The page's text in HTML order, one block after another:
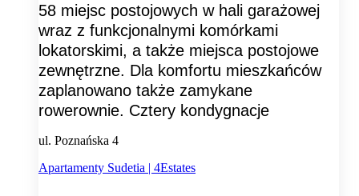
58 miejsc postojowych w hali garażowej
wraz z funkcjonalnymi komórkami
lokatorskimi, a także miejsca postojowe
zewnętrzne. Dla komfortu mieszkańców
zaplanowano także zamykane
rowerownie. Cztery kondygnacje
ul. Poznańska 4
Apartamenty Sudetia | 4Estates